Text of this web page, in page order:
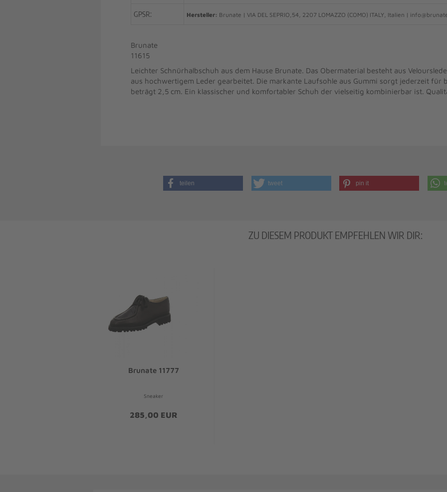
GPSR: Hersteller: Brunate | VIA DEL SEPRIO,54, 2207 LOMAZZO (COMO) ITALY, Italien |
Brunate
11615
Leichter Schnürhalbschuh aus dem Hause Brunate. Das Obermaterial besteht aus
aus hochwertigem Leder gearbeitet. Die markante Laufsohle aus Gummi sorgt jederzeit für
beträgt 2,5 cm. Ein klassischer und komfortabler Schuh der vielseitig kombinierbar ist.
teilen tweet pin it
ZU DIESEM PRODUKT EMPFEHLEN WIR DIR:
Brunate 11777
Sneaker
285,00 EUR